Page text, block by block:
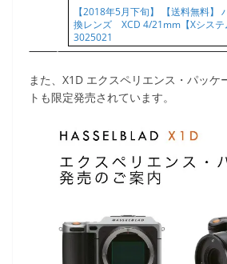
【2018年5月下旬】 【送料無料】
換レンズ XCD 4/21mm【Xシス
3025021
また、X1D エクスペリエンス・パッケ
トも限定発売されています。